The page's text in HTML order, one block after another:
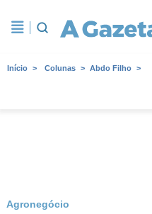
Início Colunas Abdo Filho
Agronegócio